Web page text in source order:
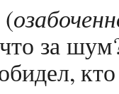
(
за